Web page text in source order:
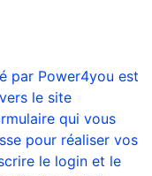
par Power4you est
le site
qui vous
pour réaliser vos
le login et le